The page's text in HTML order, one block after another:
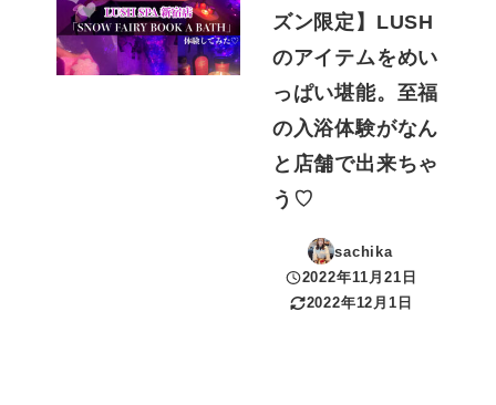
ズン限定】LUSH
のアイテムをめい
っぱい堪能。至福
の入浴体験がなん
と店舗で出来ちゃ
う♡
sachika
投稿日
2022年11月21日
更新日
2022年12月1日